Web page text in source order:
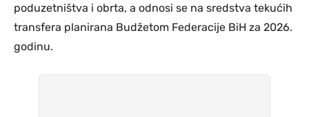
poduzetništva i obrta, a odnosi se na sredstva tekućih
transfera planirana Budžetom Federacije BiH za 2026.
godinu.